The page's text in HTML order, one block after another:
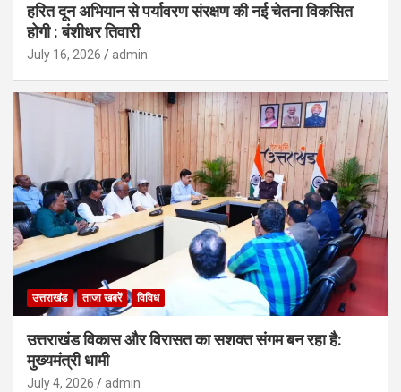
हरित दून अभियान से पर्यावरण संरक्षण की नई चेतना विकसित
होगी : बंशीधर तिवारी
July 16, 2026 admin
उत्तराखंड ताजा खबरें विविध
उत्तराखंड विकास और विरासत का सशक्त संगम बन रहा है:
मुख्यमंत्री धामी
July 4, 2026 admin